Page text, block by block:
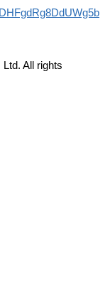
All rights